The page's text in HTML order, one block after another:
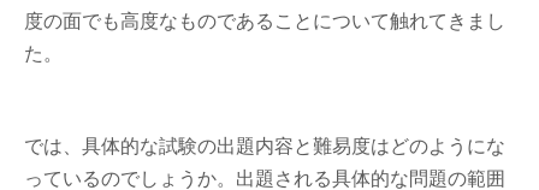
度の面でも高度なものであることについて触れてきまし
た。
では、具体的な試験の出題内容と難易度はどのようにな
っているのでしょうか。出題される具体的な問題の範囲